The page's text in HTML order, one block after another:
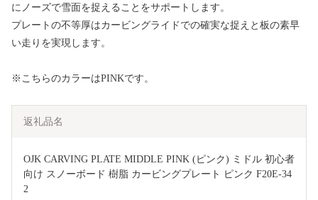
にノーズで雪面を捉えることをサポートします。
プレートの不等厚はカービングライドでの確実な捉えと板の素早
い走りを実現します。
※こちらのカラーはPINKです。
返礼品名
OJK CARVING PLATE MIDDLE PINK (ピンク) ミドル 初心者
向け スノーボード 樹脂 カービングプレート ピンク F20E-34
2